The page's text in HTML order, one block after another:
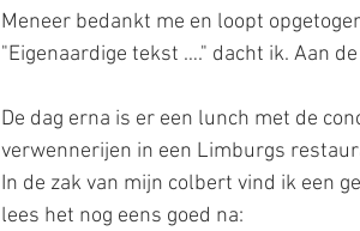
Meneer bedankt me en loopt
"Eigenaardige tekst …." dacht ik. Aan
De dag erna is er een lunch met de
verwennerijen in een Limburgs
In de zak van mijn colbert vind ik een
lees het nog eens goed na: